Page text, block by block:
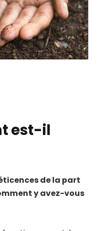
est-il
de la part
y avez-vous